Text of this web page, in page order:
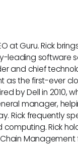
at Guru. Rick
leading software
and chief
as the first-ever
by Dell in 2010,
manager,
Rick frequently
Rick
Management